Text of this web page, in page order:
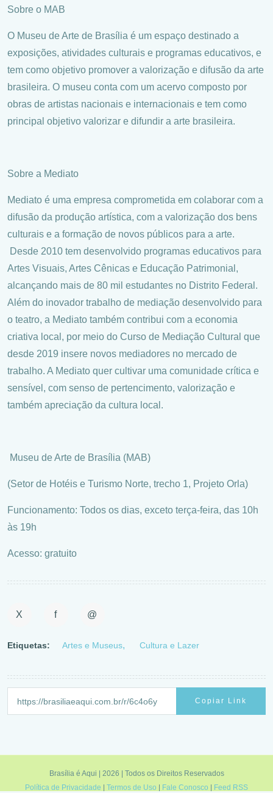
Sobre o MAB
O Museu de Arte de Brasília é um espaço destinado a
exposições, atividades culturais e programas educativos, e
tem como objetivo promover a valorização e difusão da arte
brasileira. O museu conta com um acervo composto por
obras de artistas nacionais e internacionais e tem como
principal objetivo valorizar e difundir a arte brasileira.
Sobre a Mediato
Mediato é uma empresa comprometida em colaborar com a
difusão da produção artística, com a valorização dos bens
culturais e a formação de novos públicos para a arte.
Desde 2010 tem desenvolvido programas educativos para
Artes Visuais, Artes Cênicas e Educação Patrimonial,
alcançando mais de 80 mil estudantes no Distrito Federal.
Além do inovador trabalho de mediação desenvolvido para
o teatro, a Mediato também contribui com a economia
criativa local, por meio do Curso de Mediação Cultural que
desde 2019 insere novos mediadores no mercado de
trabalho. A Mediato quer cultivar uma comunidade crítica e
sensível, com senso de pertencimento, valorização e
também apreciação da cultura local.
Museu de Arte de Brasília (MAB)
(Setor de Hotéis e Turismo Norte, trecho 1, Projeto Orla)
Funcionamento: Todos os dias, exceto terça-feira, das 10h
às 19h
Acesso: gratuito
X f @
Etiquetas: Artes e Museus Cultura e Lazer
Copiar Link
Brasília é Aqui | 2026 | Todos os Direitos Reservados
Política de Privacidade
Termos de Uso Fale Conosco Feed RSS